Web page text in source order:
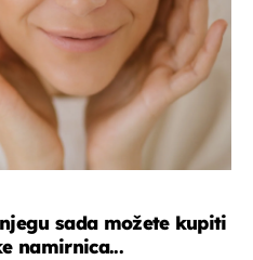
sada možete kupiti
namirnica...